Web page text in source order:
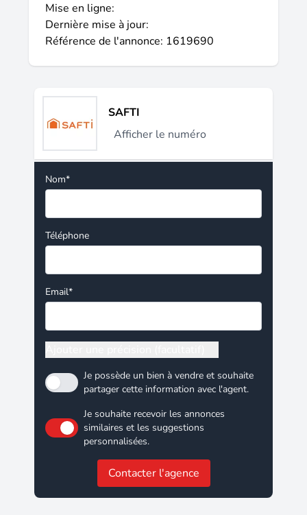
Mise en ligne:
Dernière mise à jour:
Référence de l'annonce: 1619690
SAFTI
Afficher le numéro
Nom*
Téléphone
Email*
Je possède un bien à vendre et souhaite
partager cette information avec l'agent.
Je souhaite recevoir les annonces
similaires et les suggestions
personnalisées.
Contacter l'agence